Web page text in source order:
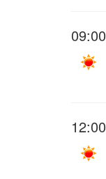
09:00
12:00